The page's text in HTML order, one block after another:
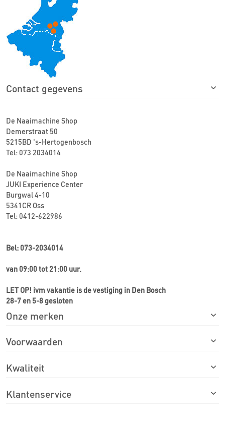
Contact gegevens
De Naaimachine Shop
Demerstraat 50
5215BD 's-Hertogenbosch
Tel: 073 2034014
De Naaimachine Shop
JUKI Experience Center
Burgwal 4-10
5341CR Oss
Tel: 0412-622986
Bel: 073-2034014
van 09:00 tot 21:00 uur.
LET OP! ivm vakantie is de vestiging in Den Bosch
28-7 en 5-8 gesloten
Onze merken
Voorwaarden
Kwaliteit
Klantenservice